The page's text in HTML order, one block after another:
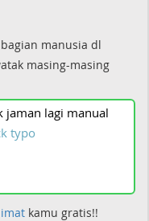
manusia dl
masing-masing
jaman lagi manual
typo
kamu gratis!!